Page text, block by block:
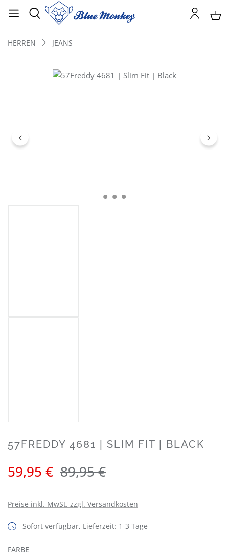
HERREN JEANS
Bildergalerie überspringen
57FREDDY 4681 | SLIM FIT | BLACK
Verkaufspreis:
59,95 € Regulärer Preis:
89,95 €
Preise inkl. MwSt. zzgl. Versandkosten
Sofort verfügbar, Lieferzeit: 1-3 Tage
FARBE